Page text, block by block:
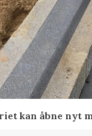
kan åbne nyt